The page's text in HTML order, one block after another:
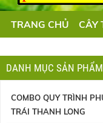
TRANG CHỦ CÂY
DANH MỤC SẢN PHẨM
COMBO QUY TRÌNH
TRÁI THANH LONG